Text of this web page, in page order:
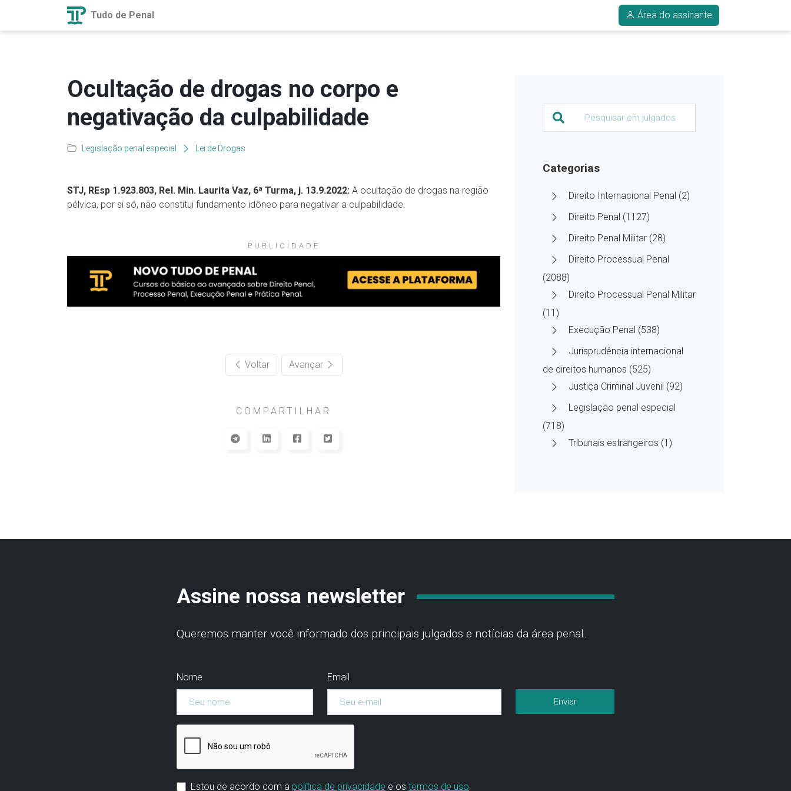
Tudo de Penal Área do assinante
Ocultação de drogas no corpo e
negativação da culpabilidade
Legislação penal especial Lei de Drogas
STJ, REsp 1.923.803, Rel. Min. Laurita Vaz, 6ª Turma, j. 13.9.2022: A ocultação de drogas na região
pélvica, por si só, não constitui fundamento idôneo para negativar a culpabilidade.
PUBLICIDADE
Voltar Avançar
COMPARTILHAR
Categorias
Direito Internacional Penal (2)
Direito Penal (1127)
Direito Penal Militar (28)
Direito Processual Penal
(2088)
Direito Processual Penal Militar
(11)
Execução Penal (538)
Jurisprudência internacional
de direitos humanos (525)
Justiça Criminal Juvenil (92)
Legislação penal especial
(718)
Tribunais estrangeiros (1)
Assine nossa newsletter
Queremos manter você informado dos principais julgados e notícias da área penal.
Nome Email
Estou de acordo com a política de privacidade e os termos de uso